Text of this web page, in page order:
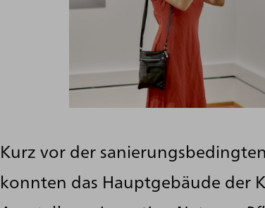
Kurz vor der
konnten das Hauptgebäude der